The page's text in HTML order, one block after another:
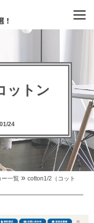
ットン
24
ー一覧 »cotton1/2（コット